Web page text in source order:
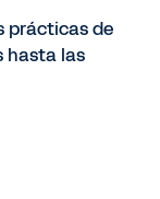
prácticas de
hasta las